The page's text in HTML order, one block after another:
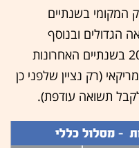
המקומי בשנתיים
הגדולים ובנוסף
היחלשות הדולר בשיעור של כ-20% בשנתיים האחרונות
(רק נציין שלפני כן
תשואה עודפת).